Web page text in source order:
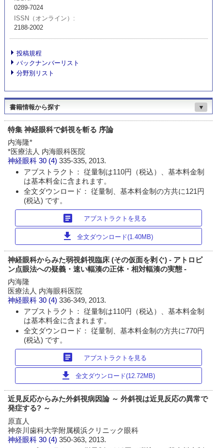
0289-7024
ISSN（オンライン）
2188-2002
投稿規程
バックナンバーリスト
分野別リスト
書籍情報から探す ▼
特集 神経眼科で斜視を斬る 序論
内海隆*
*医療法人 内海眼科医院
神経眼科 30 (4)335-335, 2013.
アブストラクト： 従量制は110円（税込）、基本料金制
は基本料金に含まれます。
全文ダウンロード： 従量制、基本料金制の方共に121円
(税込) です。
article アブストラクトを見る
download 全文ダウンロード(1.40MB)
神経眼科からみた弱視斜視臨床 (その仮面を剥ぐ) - アトロピ
ン点眼法への疑義・速い輻湊の正体・相対輻湊の実態 -
内海隆
医療法人 内海眼科医院
神経眼科 30 (4)336-349, 2013.
アブストラクト： 従量制は110円（税込）、基本料金制
は基本料金に含まれます。
全文ダウンロード： 従量制、基本料金制の方共に770円
(税込) です。
article アブストラクトを見る
download 全文ダウンロード(12.72MB)
近見反応からみた外斜視病因論 ～ 外斜視は近見反応の異常で
発症する? ～
原直人
神奈川歯科大学附属横浜クリニック眼科
神経眼科 30 (4)350-363, 2013.